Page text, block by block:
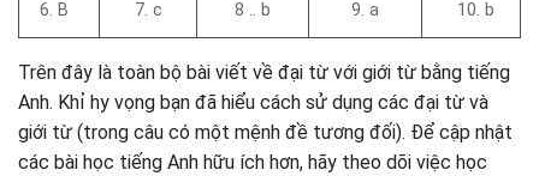
6. B 7. c 8 .. b 9. a 10. b
Trên đây là toàn bộ bài viết về đại từ với giới từ bằng tiếng
Anh. Khỉ hy vọng bạn đã hiểu cách sử dụng các đại từ và
giới từ (trong câu có một mệnh đề tương đối). Để cập nhật
các bài học tiếng Anh hữu ích hơn, hãy theo dõi việc học